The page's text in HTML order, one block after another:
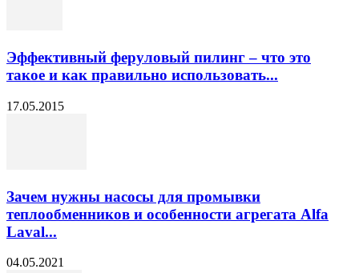
Эффективный феруловый пилинг – что это
такое и как правильно использовать...
17.05.2015
Зачем нужны насосы для промывки
теплообменников и особенности агрегата Alfa
Laval...
04.05.2021